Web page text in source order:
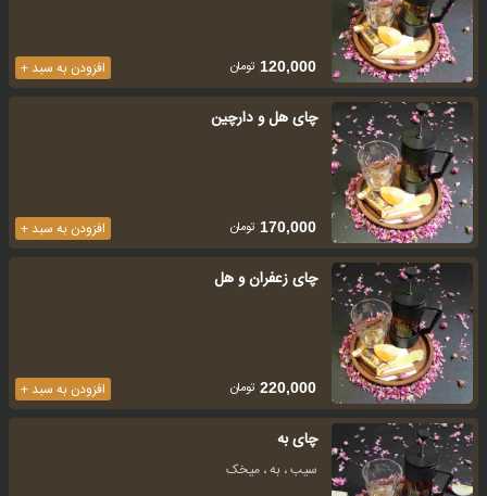
افزودن به سبد + 120,000 تومان
چای هل و دارچین
افزودن به سبد + 170,000 تومان
چای زعفران و هل
افزودن به سبد + 220,000 تومان
چای به
سیب ، به ، میخک